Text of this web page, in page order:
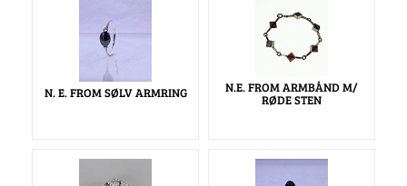
N. E. FROM SØLV ARMRING N.E. FROM ARMBÅND M/
RØDE STEN